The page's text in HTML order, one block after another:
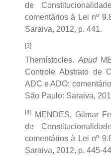
de
comentários à Lei nº
Saraiva, 2012, p. 441.
[3]
Themístocles. Apud
Controle Abstrato de
ADC e ADO:
São Paulo: Saraiva,
[4]
MENDES, Gilmar
de
comentários à Lei nº
Saraiva, 2012, p. 445-